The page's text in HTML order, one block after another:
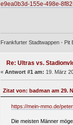
e9ea0b3d-155e-498e-
Frankfurter Stadtwappen - Pit
Re: Ultras vs.
« Antwort #1 am: 19. März
Zitat von: badman am 29.
https://mein-mmo.de/
Die meisten Männer